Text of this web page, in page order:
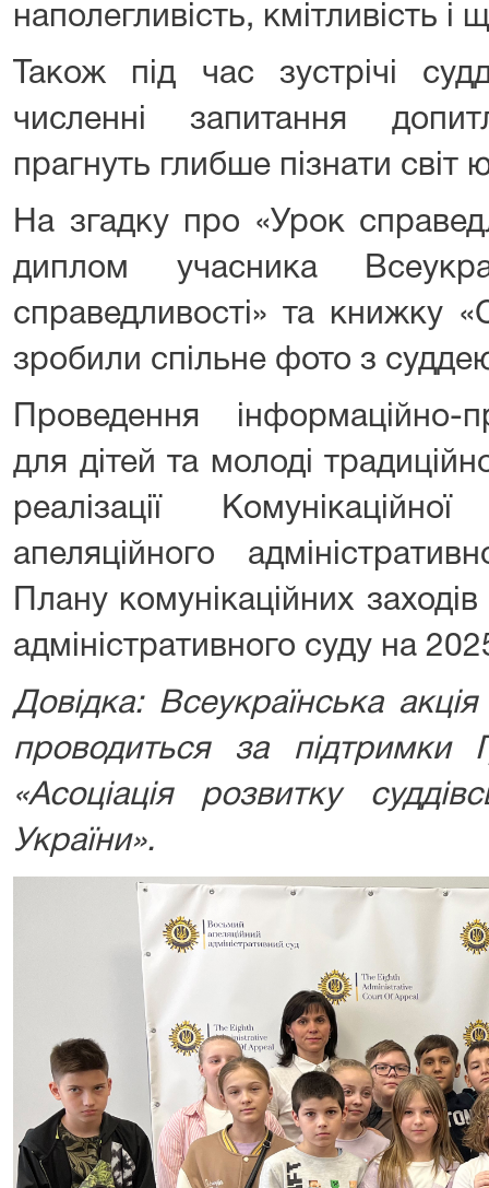
наполегливість, кмітливість і
Також під час зустрічі
численні запитання
прагнуть глибше пізнати світ
На згадку про «Урок
диплом учасника
справедливості» та книжку
зробили спільне фото з
Проведення інформаційно-
для дітей та молоді
реалізації
апеляційного
Плану комунікаційних
адміністративного суду на
Довідка: Всеукраїнська
проводиться за підтримки
«Асоціація розвитку
України».